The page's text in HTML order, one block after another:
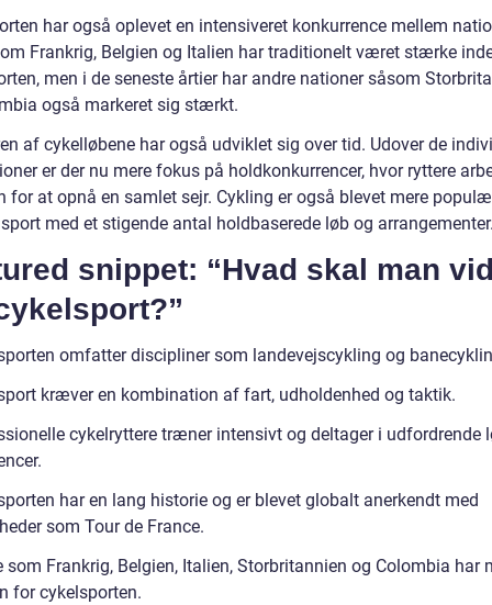
har også oplevet en intensiveret konkurrence mellem
Frankrig, Belgien og Italien har traditionelt været stærke
men i de seneste årtier har andre nationer såsom
også markeret sig stærkt.
af cykelløbene har også udviklet sig over tid. Udover de
er der nu mere fokus på holdkonkurrencer, hvor ryttere
for at opnå en samlet sejr. Cykling er også blevet mere
med et stigende antal holdbaserede løb og
snippet: “Hvad skal man
omfatter discipliner som landevejscykling og
kræver en kombination af fart, udholdenhed og taktik.
cykelryttere træner intensivt og deltager i udfordrende
har en lang historie og er blevet globalt anerkendt med
som Tour de France.
som Frankrig, Belgien, Italien, Storbritannien og Colombia har
for cykelsporten.